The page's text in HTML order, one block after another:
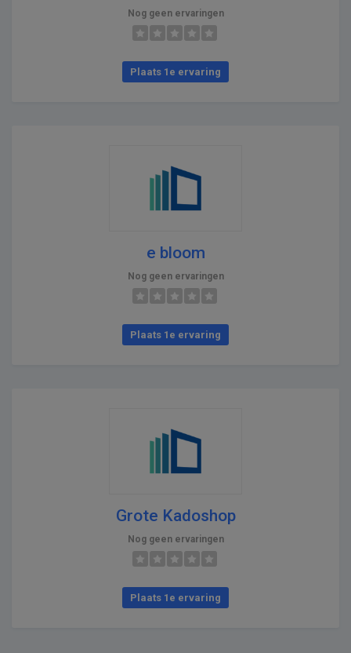
Nog geen ervaringen
Plaats 1e ervaring
e bloom
Nog geen ervaringen
Plaats 1e ervaring
Grote Kadoshop
Nog geen ervaringen
Plaats 1e ervaring